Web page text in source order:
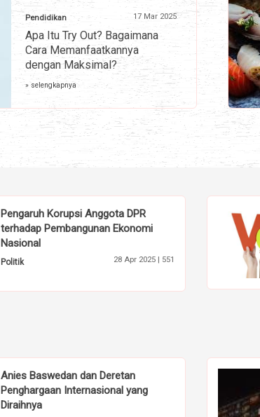
Pendidikan 17 Mar 2025
Apa Itu Try Out? Bagaimana
Cara Memanfaatkannya
dengan Maksimal?
» selengkapnya
Pengaruh Korupsi Anggota DPR
terhadap Pembangunan Ekonomi
Nasional
Politik 28 Apr 2025 | 551
Anies Baswedan dan Deretan
Penghargaan Internasional yang
Diraihnya